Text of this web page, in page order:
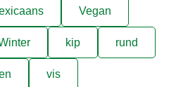
Vegan
kip rund
vis